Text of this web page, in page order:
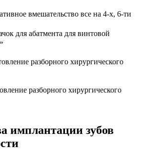
вмешательство все на 4-х, 6-ти
для абатмента для винтовой
разборного хирургического
разборного хирургического
имплантации зубов